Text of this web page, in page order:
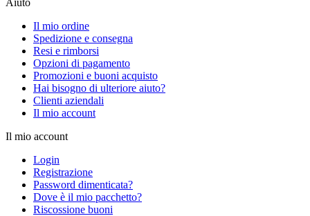
Aiuto
Il mio ordine
Spedizione e consegna
Resi e rimborsi
Opzioni di pagamento
Promozioni e buoni acquisto
Hai bisogno di ulteriore aiuto?
Clienti aziendali
Il mio account
Il mio account
Login
Registrazione
Password dimenticata?
Dove è il mio pacchetto?
Riscossione buoni